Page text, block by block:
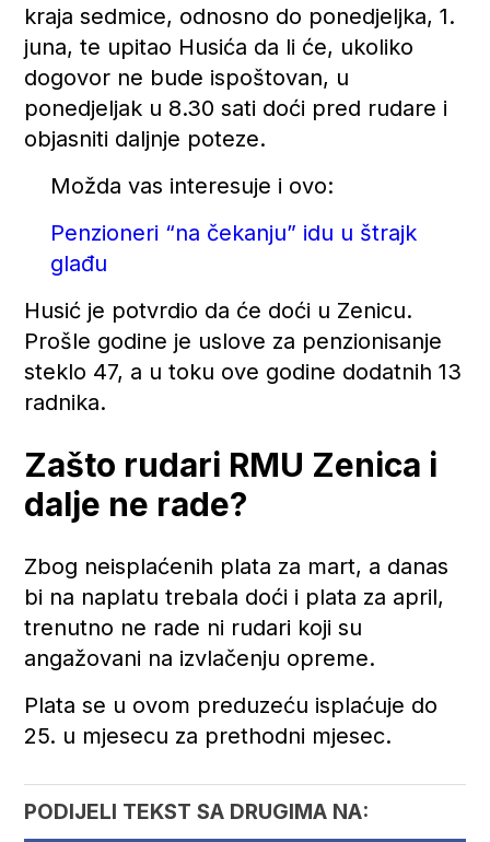
kraja sedmice, odnosno do ponedjeljka, 1.
juna, te upitao Husića da li će, ukoliko
dogovor ne bude ispoštovan, u
ponedjeljak u 8.30 sati doći pred rudare i
objasniti daljnje poteze.
Možda vas interesuje i ovo:
Penzioneri “na čekanju” idu u štrajk
glađu
Husić je potvrdio da će doći u Zenicu.
Prošle godine je uslove za penzionisanje
steklo 47, a u toku ove godine dodatnih 13
radnika.
Zašto rudari RMU Zenica i
dalje ne rade?
Zbog neisplaćenih plata za mart, a danas
bi na naplatu trebala doći i plata za april,
trenutno ne rade ni rudari koji su
angažovani na izvlačenju opreme.
Plata se u ovom preduzeću isplaćuje do
25. u mjesecu za prethodni mjesec.
PODIJELI TEKST SA DRUGIMA NA: